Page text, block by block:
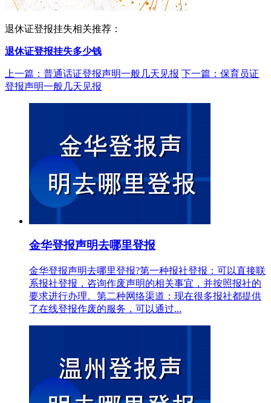
退休证登报挂失相关推荐：
退休证登报挂失多少钱
上一篇：普通话证登报声明一般几天见报 下一篇：保育员证
登报声明一般几天见报
金华登报声明去哪里登报
金华登报声明去哪里登报?第一种报社登报：可以直接联
系报社登报，咨询作废声明的相关事宜，并按照报社的
要求进行办理。第二种网络渠道：现在很多报社都提供
了在线登报作废的服务，可以通过...